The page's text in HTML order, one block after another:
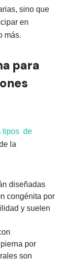
sino que
en
más.
para
tipos de
la
diseñadas
congénita por
y suelen
por
son